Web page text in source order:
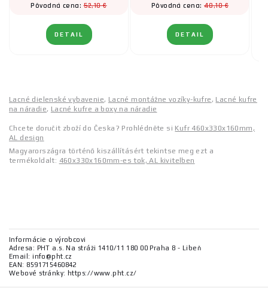
Pôvodná cena:52,10 €
DETAIL
Pôvodná cena: 48,10 €
DETAIL
Lacné dielenské vybavenie, Lacné montážne vozíky-kufre, Lacné kufre
na náradie, Lacné kufre a boxy na náradie
Chcete doručit zboží do Česka? Prohlédněte si Kufr 460x330x160mm,
AL design
Magyarországra történő kiszállításért tekintse meg ezt a
termékoldalt: 460x330x160mm-es tok, AL kivitelben
Informácie o výrobcovi
Adresa: PHT a.s. Na stráži 1410/11 180 00 Praha 8 - Libeň
Email: info@pht.cz
EAN: 8591715460842
Webové stránky: https://www.pht.cz/